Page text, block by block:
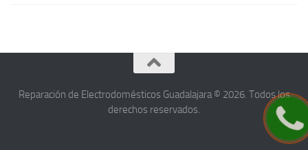
Reparación de Electrodomésticos Guadalajara © 2026. Todos los
derechos reservados.